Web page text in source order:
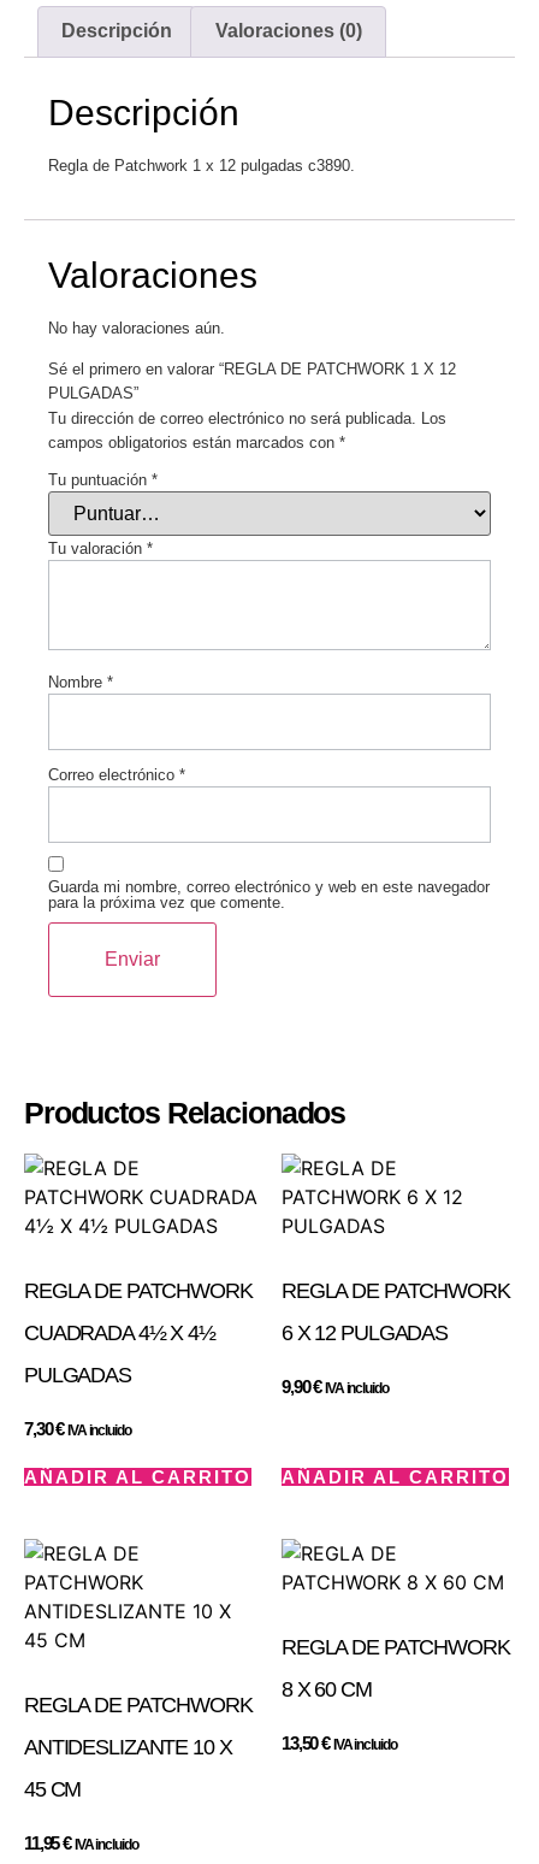
Descripción Valoraciones (0)
Descripción
Regla de Patchwork 1 x 12 pulgadas c3890.
Valoraciones
No hay valoraciones aún.
Sé el primero en valorar “REGLA DE PATCHWORK 1 X 12
PULGADAS”
Tu dirección de correo electrónico no será publicada. Los
campos obligatorios están marcados con *
Tu puntuación *
Tu valoración *
Nombre *
Correo electrónico *
Guarda mi nombre, correo electrónico y web en este navegador
para la próxima vez que comente.
Productos Relacionados
REGLA DE PATCHWORK
CUADRADA 4½ X 4½
PULGADAS
7,30€ IVA incluido
AÑADIR AL CARRITO
REGLA DE PATCHWORK
6 X 12 PULGADAS
9,90€ IVA incluido
AÑADIR AL CARRITO
REGLA DE PATCHWORK
ANTIDESLIZANTE 10 X
45 CM
11,95€ IVA incluido
REGLA DE PATCHWORK
8 X 60 CM
13,50€ IVA incluido